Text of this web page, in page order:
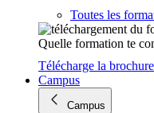
Toutes les
Quelle formation te
Télécharge la brochure
Campus
Campus